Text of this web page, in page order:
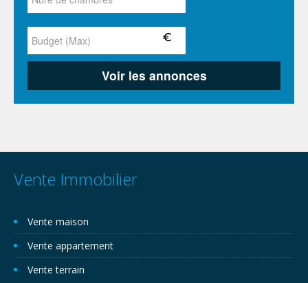
Vente Immobilier
Vente maison
Vente appartement
Vente terrain